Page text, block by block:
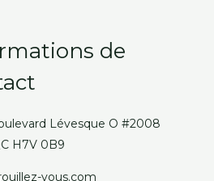
de
Lévesque O #2008
H7V 0B9
vous.com